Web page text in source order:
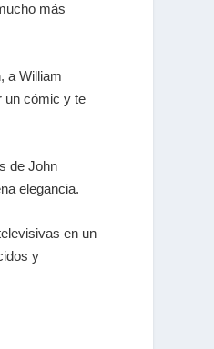
más
a William
un cómic y te
de John
elegancia.
en un
y